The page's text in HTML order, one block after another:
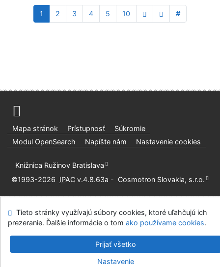
1 2 3 4 5 10 #
Mapa stránok Prístupnosť
Súkromie
Modul OpenSearch
Napíšte nám Nastavenie cookies
Knižnica Ružinov Bratislava
©1993-2026 IPAC v.4.8.63a - Cosmotron Slovakia, s.r.o.
Tieto stránky využívajú súbory cookies, ktoré uľahčujú ich
prezeranie. Ďalšie informácie o tom ako používame cookies.
Prijať všetko
Nastavenie